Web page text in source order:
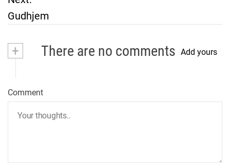
s
t
a
Gudhjem
+ There are no comments Add yours
Comment